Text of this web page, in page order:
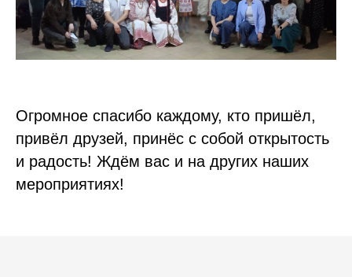
Огромное спасибо каждому, кто пришёл,
привёл друзей, принёс с собой открытость
и радость! Ждём вас и на других наших
мероприятиях!